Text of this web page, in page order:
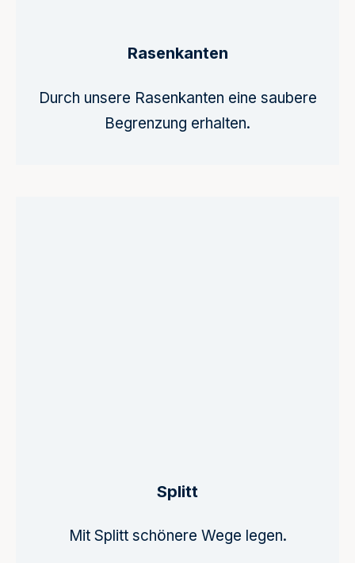
Rasenkanten
Durch unsere Rasenkanten eine saubere
Begrenzung erhalten.
Splitt
Mit Splitt schönere Wege legen.